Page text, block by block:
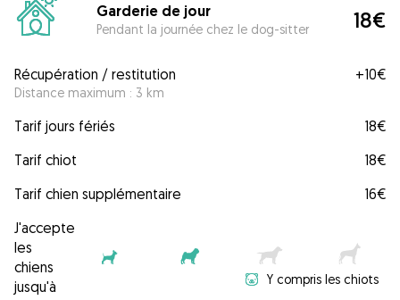
Garderie de jour
Pendant la journée chez le dog-sitter 18€
Récupération / restitution
Distance maximum : 3 km
+10€
Tarif jours fériés
18€
Tarif chiot
18€
Tarif chien supplémentaire
16€
J'accepte
les
chiens
jusqu'à
Y compris les chiots